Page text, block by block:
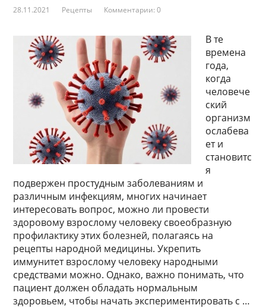
28.11.2021 Рецепты Комментарии: 0
В те
времена
года,
когда
человече
ский
организм
ослабева
ет и
становитс
я
подвержен простудным заболеваниям и
различным инфекциям, многих начинает
интересовать вопрос, можно ли провести
здоровому взрослому человеку своеобразную
профилактику этих болезней, полагаясь на
рецепты народной медицины. Укрепить
иммунитет взрослому человеку народными
средствами можно. Однако, важно понимать, что
пациент должен обладать нормальным
здоровьем, чтобы начать экспериментировать с …